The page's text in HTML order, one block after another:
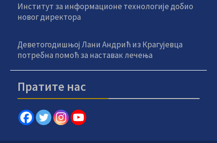
Институт за информационе технологије добио
новог директора
Деветогодишњој Лани Андрић из Крагујевца
потребна помоћ за наставак лечења
Пратите нас